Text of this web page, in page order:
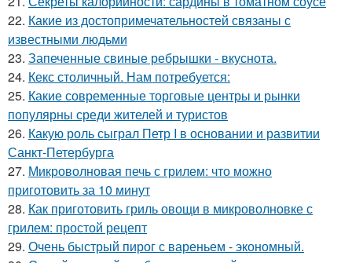
22. Какие из достопримечательностей связаны с
известными людьми
23. Запеченные свиные ребрышки - вкуснота.
24. Кекс столичный. Нам потребуется:
25. Какие современные торговые центры и рынки
популярны среди жителей и туристов
26. Какую роль сыграл Петр I в основании и развитии
Санкт-Петербурга
27. Микроволновая печь с грилем: что можно
приготовить за 10 минут
28. Как приготовить гриль овощи в микроволновке с
грилем: простой рецепт
29. Очень быстрый пирог с вареньем - экономный.